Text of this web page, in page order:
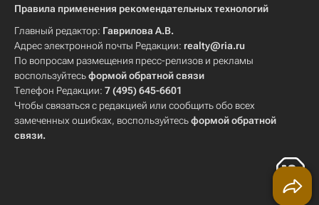
Правила применения рекомендательных технологий
Главный редактор: Гаврилова А.В.
Адрес электронной почты Редакции: realty@ria.ru
По вопросам размещения пресс-релизов и рекламы
воспользуйтесьформой обратной связи
Телефон Редакции: 7 (495) 645-6601
Чтобы связаться с редакцией или сообщить обо всех
замеченных ошибках, воспользуйтесьформой обратной
связи.